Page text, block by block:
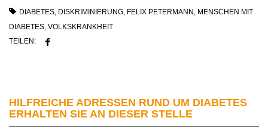
DIABETES DISKRIMINIERUNG FELIX PETERMANN MENSCHEN MIT
DIABETES VOLKSKRANKHEIT
TEILEN:
HILFREICHE ADRESSEN RUND UM DIABETES
ERHALTEN SIE AN DIESER STELLE